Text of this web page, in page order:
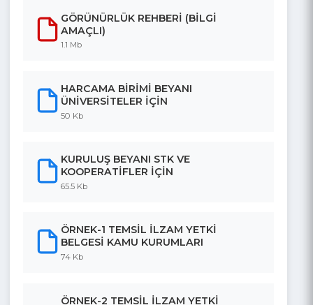
ÜST YAZI ÖRNEĞİ
GÖRÜNÜRLÜK REHBERİ (BİLGİ
AMAÇLI)
HARCAMA BİRİMİ BEYANI
ÜNİVERSİTELER İÇİN
KURULUŞ BEYANI STK VE